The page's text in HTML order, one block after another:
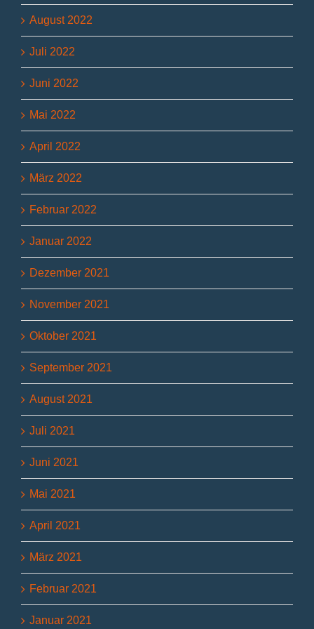
August 2022
Juli 2022
Juni 2022
Mai 2022
April 2022
März 2022
Februar 2022
Januar 2022
Dezember 2021
November 2021
Oktober 2021
September 2021
August 2021
Juli 2021
Juni 2021
Mai 2021
April 2021
März 2021
Februar 2021
Januar 2021